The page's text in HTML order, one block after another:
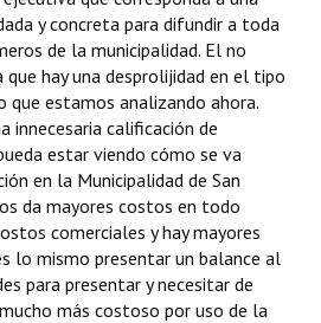
y concreta para difundir a toda
de la municipalidad. El no
hay una desprolijidad en el tipo
que estamos analizando ahora.
innecesaria calificación de
estar viendo cómo se va
en la Municipalidad de San
da mayores costos en todo
comerciales y hay mayores
lo mismo presentar un balance al
para presentar y necesitar de
más costoso por uso de la